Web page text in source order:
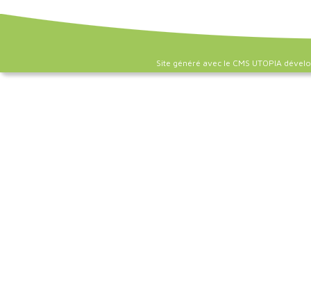
Site généré avec le CMS UTOPIA